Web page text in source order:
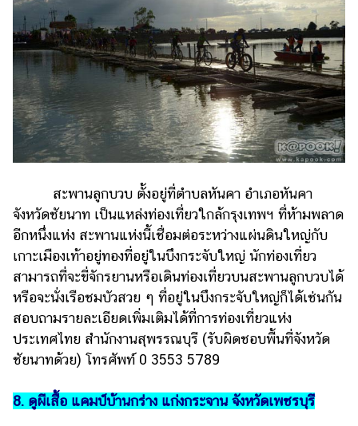
สะพานลูกบวบ ตั้งอยู่ที่ตำบลหันคา อำเภอหันคา
จังหวัดชัยนาท เป็นแหล่งท่องเที่ยวใกล้กรุงเทพฯ ที่ห้ามพลาด
อีกหนึ่งแห่ง สะพานแห่งนี้เชื่อมต่อระหว่างแผ่นดินใหญ่กับ
เกาะเมืองเท้าอยู่ทองที่อยู่ในบึงกระจับใหญ่ นักท่องเที่ยว
สามารถที่จะขี่จักรยานหรือเดินท่องเที่ยวบนสะพานลูกบวบได้
หรือจะนั่งเรือชมบัวสวย ๆ ที่อยู่ในบึงกระจับใหญ่ก็ได้เช่นกัน
สอบถามรายละเอียดเพิ่มเติมได้ที่การท่องเที่ยวแห่ง
ประเทศไทย สำนักงานสุพรรณบุรี (รับผิดชอบพื้นที่จังหวัด
ชัยนาทด้วย) โทรศัพท์ 0 3553 5789
8. ดูผีเสื้อ แคมป์บ้านกร่าง แก่งกระจาน จังหวัดเพชรบุรี